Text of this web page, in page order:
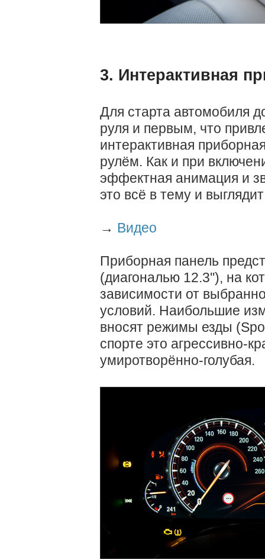
3. Интерактивная
Для старта автомобиля
руля и первым, что
интерактивная
рулём. Как и при
эффектная анимация и
это всё в тему и
→ Видео
Приборная панель
(диагональю 12.3''), на
зависимости от
условий. Наибольшие
вносят режимы езды
спорте это агрессивно-
умиротворённо-голубая.